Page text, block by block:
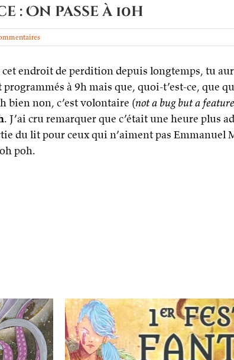
: On passe à 10h
endroit de perdition depuis longtemps, tu
à 9h mais que, quoi-t’est-ce, que
bien non, c’est volontaire (not a bug but a feature
. J’ai cru remarquer que c’était une heure plus
du lit pour ceux qui n’aiment pas Emmanuel
poh.